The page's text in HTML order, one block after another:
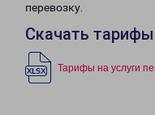
перевозку.
Скачать
Тарифы на услуги